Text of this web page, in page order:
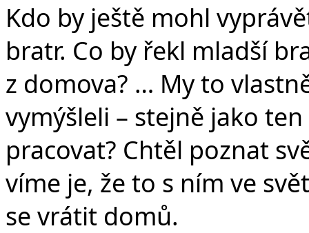
Kdo by ještě mohl
bratr. Co by řekl mladší
z domova? … My to
vymýšleli – stejně jako
pracovat? Chtěl poznat
víme je, že to s ním ve
se vrátit domů.